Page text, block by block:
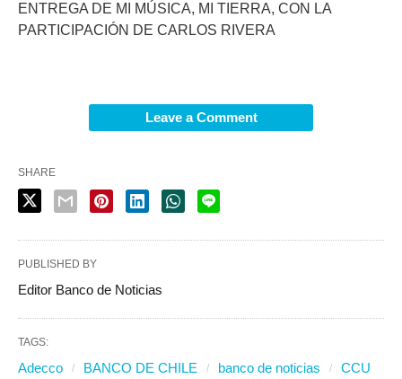
ENTREGA DE MI MÚSICA, MI TIERRA, CON LA
PARTICIPACIÓN DE CARLOS RIVERA
Leave a Comment
SHARE
PUBLISHED BY
Editor Banco de Noticias
TAGS:
Adecco BANCO DE CHILE banco de noticias
CCU